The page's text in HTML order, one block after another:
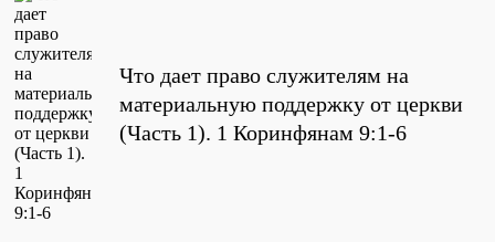
Слушай каждый день
Что дает право служителям на
материальную поддержку от церкви
(Часть 1). 1 Коринфянам 9:1-6